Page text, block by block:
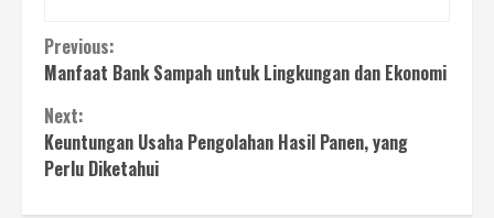
Continue
Reading
Previous:
Manfaat Bank Sampah untuk Lingkungan dan Ekonomi
Next:
Keuntungan Usaha Pengolahan Hasil Panen, yang
Perlu Diketahui